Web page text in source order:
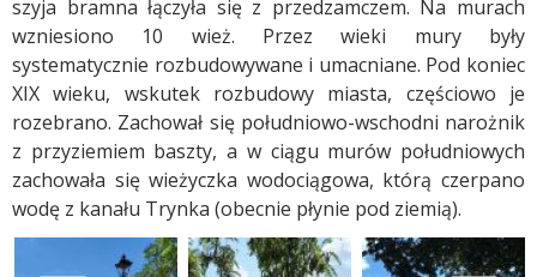
szyja bramna łączyła się z przedzamczem. Na murach
wzniesiono 10 wież. Przez wieki mury były
systematycznie rozbudowywane i umacniane. Pod koniec
XIX wieku, wskutek rozbudowy miasta, częściowo je
rozebrano. Zachował się południowo-wschodni narożnik
z przyziemiem baszty, a w ciągu murów południowych
zachowała się wieżyczka wodociągowa, którą czerpano
wodę z kanału Trynka (obecnie płynie pod ziemią).
Zabytki Grudziądza - Mury miejskie